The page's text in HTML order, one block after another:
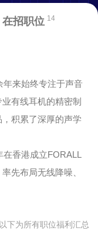
在招职位 14
年来始终专注于声音
有线耳机的精密制
积累了深厚的声学
香港成立FORALL
先布局无线降噪、
，2015年惠州克林
以下为所有职位福利汇总